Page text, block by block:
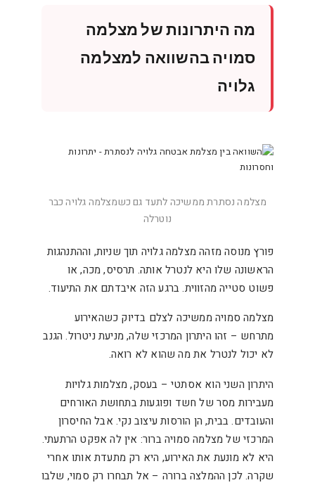
מה היתרונות של מצלמה
סמויה בהשוואה למצלמה
גלויה
מצלמה נסתרת ממשיכה לתעד גם כשמצלמה גלויה כבר
נוטרלה
פורץ מנוסה מזהה מצלמה גלויה תוך שניות, וההתנהגות
הראשונה שלו היא לנטרל אותה. תרסיס, מכה, או
פשוט סטייה מהזווית. ברגע הזה איבדתם את התיעוד.
מצלמה סמויה ממשיכה לצלם בדיוק כשהאירוע
מתרחש – זהו היתרון המרכזי שלה, מניעת ניטרול. הגנב
לא יכול לנטרל את מה שהוא לא רואה.
היתרון השני הוא אסתטי – בעסק, מצלמות גלויות
מעבירות מסר של חשד ופוגעות בתחושת האורחים
והעובדים. בבית, הן הורסות עיצוב נקי. אבל החיסרון
המרכזי של מצלמה סמויה ברור: אין לה אפקט הרתעתי.
היא לא מונעת את האירוע, היא רק מתעדת אותו אחרי
שקרה. לכן ההמלצה ברורה – אל תבחרו רק סמוי, שלבו